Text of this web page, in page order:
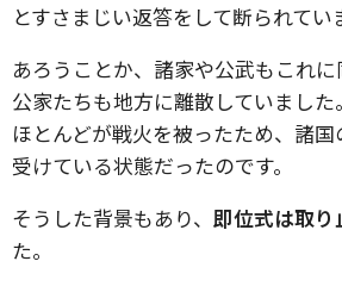
とすさまじい返答をして断られてい
あろうことか、諸家や公武もこれ
公家たちも地方に離散していまし
ほとんどが戦火を被ったため、諸
受けている状態だったのです。
そうした背景もあり、 即位式は取り
た。